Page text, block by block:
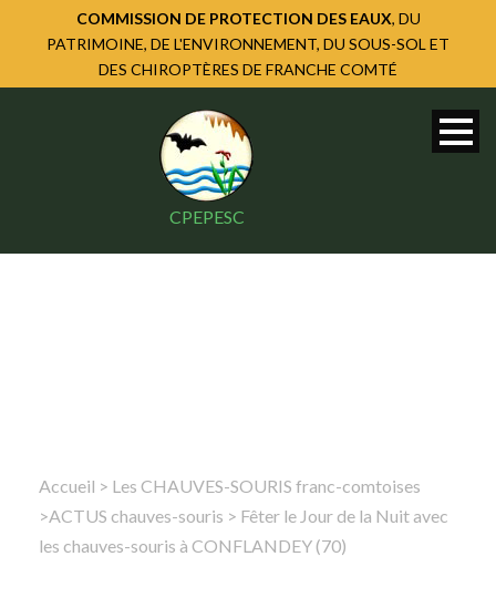
COMMISSION DE PROTECTION DES EAUX, DU
PATRIMOINE, DE L'ENVIRONNEMENT, DU SOUS-SOL ET
DES CHIROPTÈRES DE FRANCHE COMTÉ
CPEPESC
Rechercher
Accueil > Les CHAUVES-SOURIS franc-comtoises
>ACTUS chauves-souris > Fêter le Jour de la Nuit avec
les chauves-souris à CONFLANDEY (70)